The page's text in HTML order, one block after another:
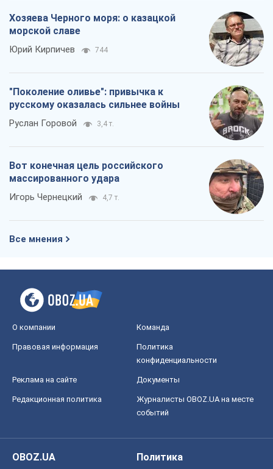
Хозяева Черного моря: о казацкой
морской славе
Юрий Кирпичев 744
"Поколение оливье": привычка к
русскому оказалась сильнее войны
Руслан Горовой 3,4 т.
Вот конечная цель российского
массированного удара
Игорь Чернецкий 4,7 т.
Все мнения
О компании Команда
Правовая информация
Политика
конфиденциальности
Реклама на сайте Документы
Редакционная политика
Журналисты OBOZ.UA на месте
событий
OBOZ.UA
Политика